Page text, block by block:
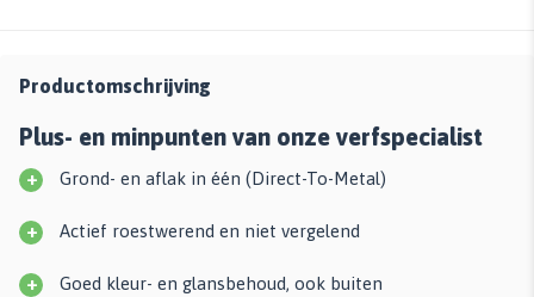
Productomschrijving
Plus- en minpunten van onze verfspecialist
+ Grond- en aflak in één (Direct-To-Metal)
+ Actief roestwerend en niet vergelend
+ Goed kleur- en glansbehoud, ook buiten